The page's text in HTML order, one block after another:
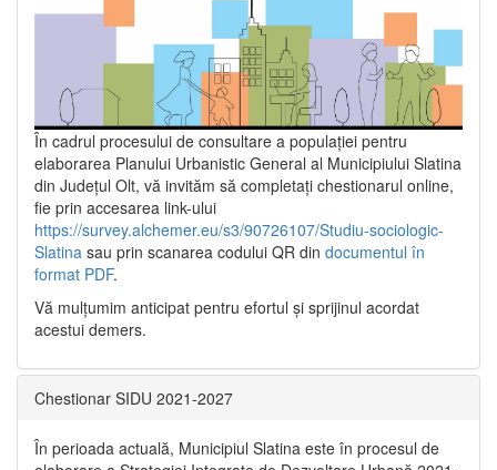
În cadrul procesului de consultare a populaţiei pentru
elaborarea Planului Urbanistic General al Municipiului Slatina
din Județul Olt, vă invităm să completați chestionarul online,
fie prin accesarea link-ului
https://survey.alchemer.eu/s3/90726107/Studiu-sociologic-
Slatina sau prin scanarea codului QR din documentul în
format PDF.
Vă mulţumim anticipat pentru efortul şi sprijinul acordat
acestui demers.
Chestionar SIDU 2021-2027
În perioada actuală, Municipiul Slatina este în procesul de